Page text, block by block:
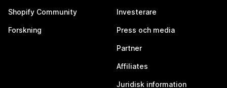
Shopify Community
Forskning
Investerare
Press och media
Partner
Affiliates
Juridisk information